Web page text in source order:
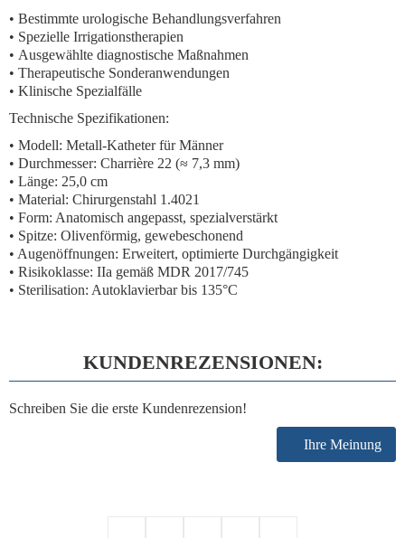
• Bestimmte urologische Behandlungsverfahren
• Spezielle Irrigationstherapien
• Ausgewählte diagnostische Maßnahmen
• Therapeutische Sonderanwendungen
• Klinische Spezialfälle
Technische Spezifikationen:
• Modell: Metall-Katheter für Männer
• Durchmesser: Charrière 22 (≈ 7,3 mm)
• Länge: 25,0 cm
• Material: Chirurgenstahl 1.4021
• Form: Anatomisch angepasst, spezialverstärkt
• Spitze: Olivenförmig, gewebeschonend
• Augenöffnungen: Erweitert, optimierte Durchgängigkeit
• Risikoklasse: IIa gemäß MDR 2017/745
• Sterilisation: Autoklavierbar bis 135°C
KUNDENREZENSIONEN:
Schreiben Sie die erste Kundenrezension!
Ihre Meinung